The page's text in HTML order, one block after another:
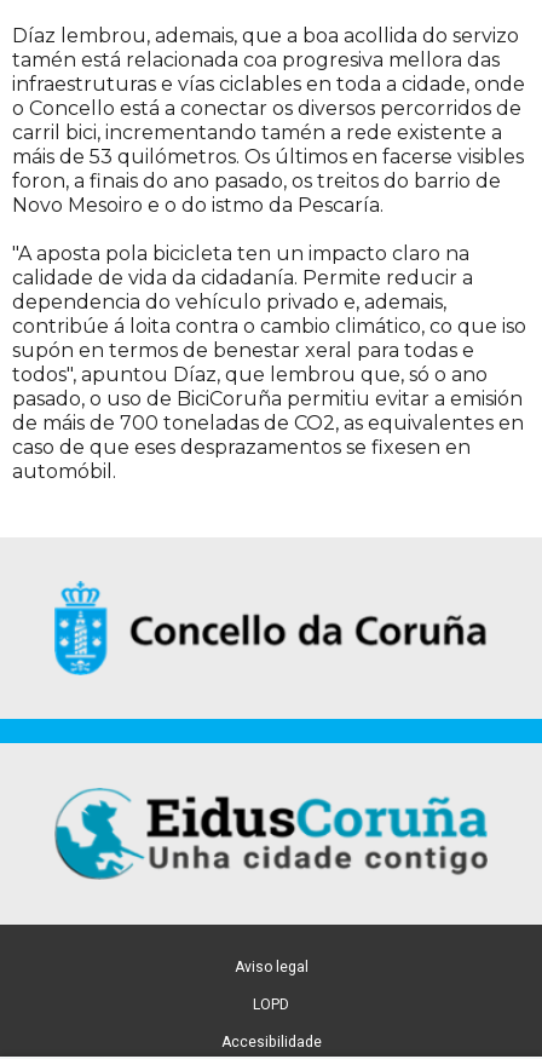
Díaz lembrou, ademais, que a boa acollida do servizo
tamén está relacionada coa progresiva mellora das
infraestruturas e vías ciclables en toda a cidade, onde
o Concello está a conectar os diversos percorridos de
carril bici, incrementando tamén a rede existente a
máis de 53 quilómetros. Os últimos en facerse visibles
foron, a finais do ano pasado, os treitos do barrio de
Novo Mesoiro e o do istmo da Pescaría.
"A aposta pola bicicleta ten un impacto claro na
calidade de vida da cidadanía. Permite reducir a
dependencia do vehículo privado e, ademais,
contribúe á loita contra o cambio climático, co que iso
supón en termos de benestar xeral para todas e
todos", apuntou Díaz, que lembrou que, só o ano
pasado, o uso de BiciCoruña permitiu evitar a emisión
de máis de 700 toneladas de CO2, as equivalentes en
caso de que eses desprazamentos se fixesen en
automóbil.
Aviso legal
LOPD
Accesibilidade